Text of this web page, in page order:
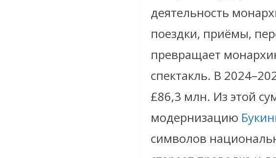
деятельность
поездки, приёмы,
превращает
спектакль. В
£86,3 млн. Из этой
модернизацию
символов